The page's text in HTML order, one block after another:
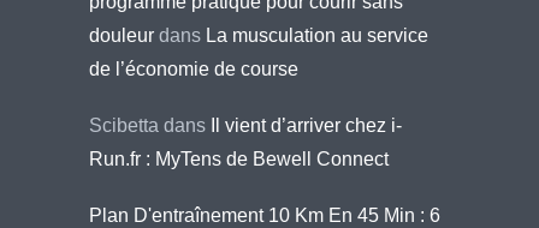
douleur dans La musculation au service
de l’économie de course
Scibetta dans
Il vient d’arriver chez i-
Run.fr : MyTens de Bewell Connect
Plan D'entraînement 10 Km En 45 Min : 6